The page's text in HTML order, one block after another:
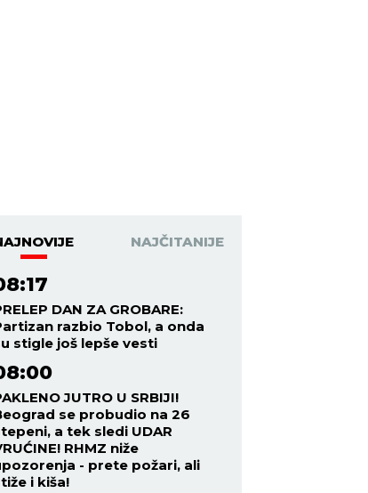
NAJČITANIJE
DAN ZA GROBARE:
razbio Tobol, a onda
stigle još lepše vesti
JUTRO U SRBIJI!
se probudio na 26
a tek sledi UDAR
RHMZ niže
- prete požari, ali
i kiša!